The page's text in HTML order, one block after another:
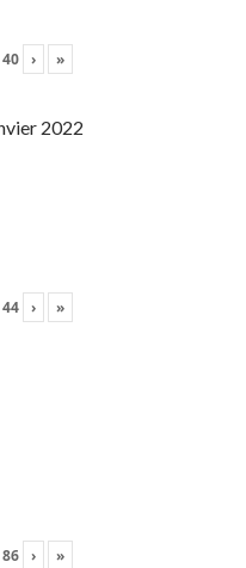
40 › »
2022
44 › »
86 › »